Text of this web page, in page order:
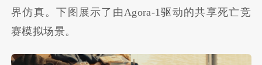
界仿真。下图展示了由Agora-1驱动的共享死亡竞
赛模拟场景。